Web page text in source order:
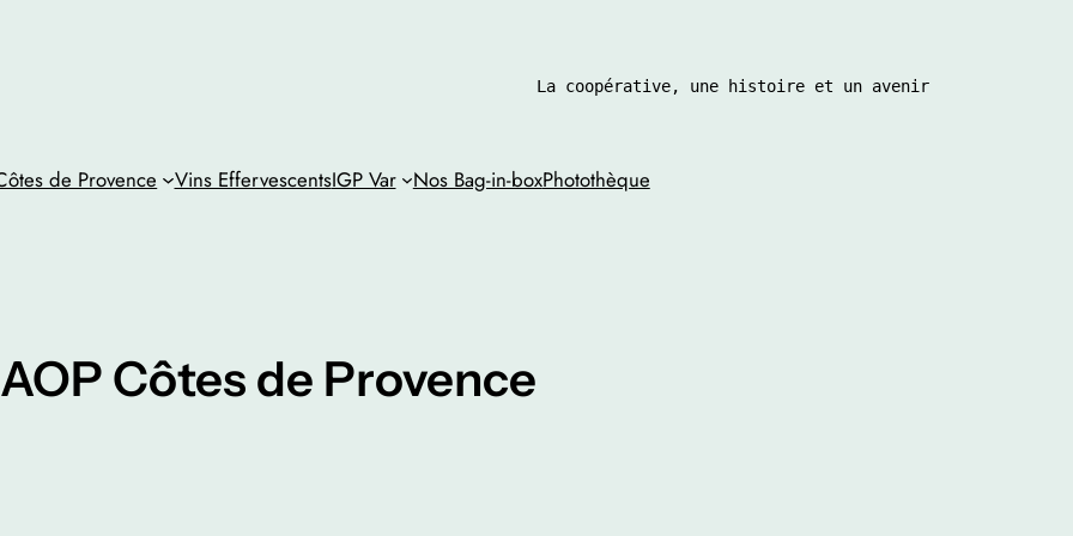
La coopérative, une histoire et un avenir
de Provence Vins EffervescentsIGP Var Nos Bag-in-boxPhotothèque
AOP Côtes de Provence